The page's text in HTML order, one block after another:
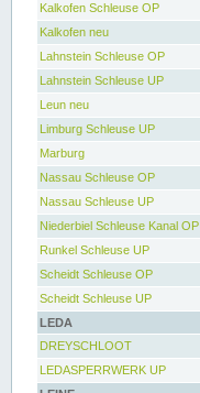
Kalkofen Schleuse OP
Kalkofen neu
Lahnstein Schleuse OP
Lahnstein Schleuse UP
Leun neu
Limburg Schleuse UP
Marburg
Nassau Schleuse OP
Nassau Schleuse UP
Niederbiel Schleuse Kanal OP
Runkel Schleuse UP
Scheidt Schleuse OP
Scheidt Schleuse UP
LEDA
DREYSCHLOOT
LEDASPERRWERK UP